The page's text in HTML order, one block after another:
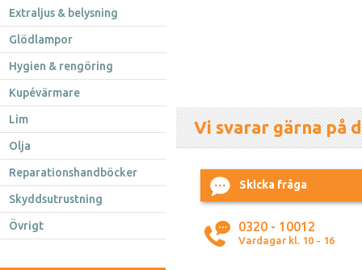
Extraljus & belysning
Glödlampor
Hygien & rengöring
Kupévärmare
Lim
Olja
Reparationshandböcker
Skyddsutrustning
Övrigt
Vi svarar gärna på
Skicka fråga
0320 - 10012
Vardagar kl. 10 - 16